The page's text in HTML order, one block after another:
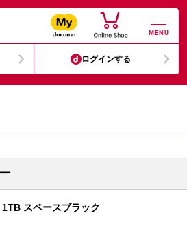
MENU
ログインする
スペースブラック